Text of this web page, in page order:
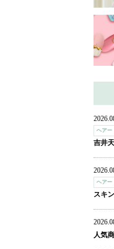
ヘアー
吉井
ヘアー
スキ
人気